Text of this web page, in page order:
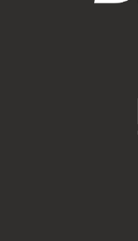
Wir nutzen
Online-
messen und